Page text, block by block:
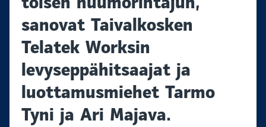
sanovat Taivalkosken
Telatek Worksin
levyseppähitsaajat ja
luottamusmiehet Tarmo
Tyni ja Ari Majava.